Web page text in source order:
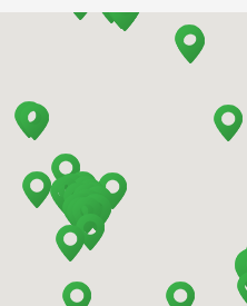
Barcelona - El Prat
Barcelona - Mataro
Barcelona - Terrassa
Benidorm - Downtown